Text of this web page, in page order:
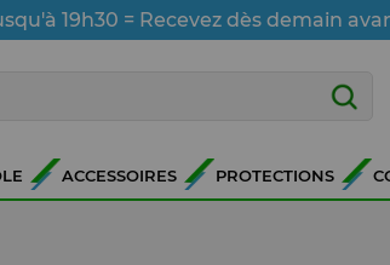
19h30 = Recevez dès demain
ACCESSOIRES PROTECTIONS